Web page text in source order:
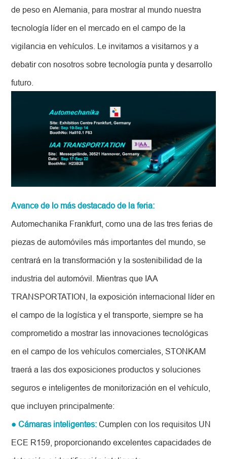
de peso en Alemania, para mostrar al mundo nuestra
tecnología líder en el mercado en el campo de la
vigilancia en vehículos. Le invitamos a visitarnos y a
debatir con nosotros sobre tecnología punta y desarrollo
futuro.
Avance de lo más destacado de la feria:
Automechanika Frankfurt, como una de las tres ferias de
piezas de automóviles más importantes del mundo, se
centrará en la transformación y la sostenibilidad de la
industria del automóvil. Mientras que IAA
TRANSPORTATION, la exposición internacional líder en
el campo de la logística y el transporte, siempre se ha
comprometido a mostrar las innovaciones tecnológicas
en el campo de los vehículos comerciales, STONKAM
traerá a las dos exposiciones productos y soluciones
seguros e inteligentes de monitorización en el vehículo,
que incluyen principalmente:
● Cámaras inteligentes: Cumplen con los requisitos UN
ECE R159, proporcionando excelentes capacidades de